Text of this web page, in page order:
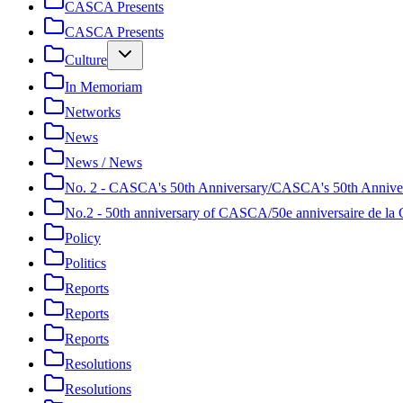
CASCA Presents
CASCA Presents
Culture
In Memoriam
Networks
News
News / News
No. 2 - CASCA's 50th Anniversary/CASCA's 50th
No.2 - 50th anniversary of CASCA/50e anniversaire de la
Policy
Politics
Reports
Reports
Reports
Resolutions
Resolutions